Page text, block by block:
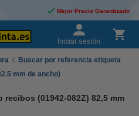
Mejor Precio Garantizado
Iniciar sesión
Buscar por referencia etiqueta
mm de ancho)
recibos (01942-082Z) 82,5 mm